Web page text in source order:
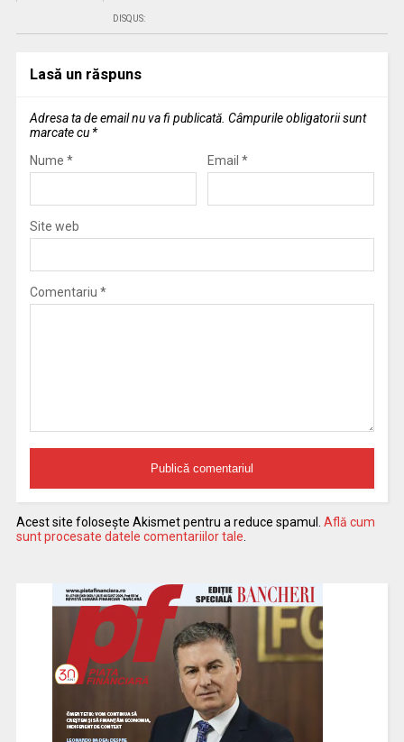
DISQUS:
Lasă un răspuns
Adresa ta de email nu va fi publicată. Câmpurile obligatorii sunt
marcate cu *
Nume * Email *
Site web
Comentariu *
Acest site folosește Akismet pentru a reduce spamul. Află cum
sunt procesate datele comentariilor tale